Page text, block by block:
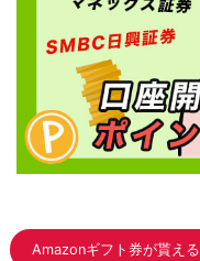
Amazonギフト券が貰える